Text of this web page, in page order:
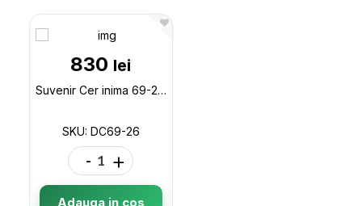
830 lei
Suvenir Cer inima 69-26 DC69-26
SKU: DC69-26
- +
Adauga in cos